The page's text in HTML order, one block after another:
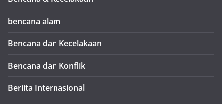
bencana alam
Bencana dan Kecelakaan
Bencana dan Konflik
Beriita Internasional